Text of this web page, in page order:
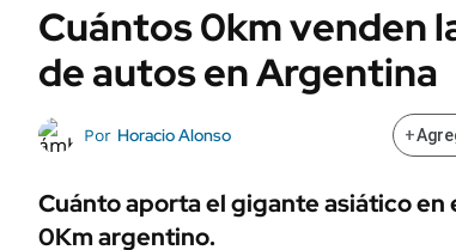
Campo
FINANZAS
Mercados
ÁMBITO DEBATE
MEDIAKIT AMBITO DEBATE
Sustentabilidad
Seguros
POLÍTICA
Cuántos 0km venden
de autos en Argentina
Por Horacio Alonso +
Cuánto aporta el gigante asiático
0Km argentino.